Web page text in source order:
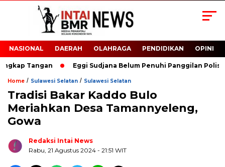
NASIONAL DAERAH OLAHRAGA PENDIDIKAN OPINI
Tangan Eggi Sudjana Belum Penuhi Panggilan Polisi
Home / Sulawesi Selatan / Sulawesi Selatan
Tradisi Bakar Kaddo Bulo
Meriahkan Desa Tamannyeleng,
Gowa
Redaksi Intai News
Rabu, 21 Agustus 2024 - 21:51 WIT
Biru Kuning Geometris Modern Rekrutmen Staf
Kantor Poster Horizontal